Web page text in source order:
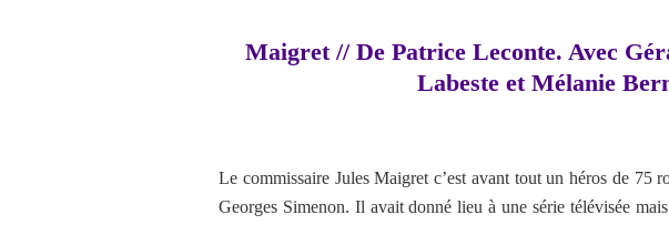
Maigret // De Patrice Leconte. Avec
Labeste et Mélanie
Le commissaire Jules Maigret c’est avant tout un héros de 75
Georges Simenon. Il avait donné lieu à une série télévisée